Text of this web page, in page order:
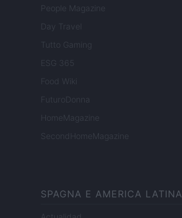
People Magazine
Day Travel
Tutto Gaming
ESG 365
Food Wiki
FuturoDonna
HomeMagazine
SecondHomeMagazine
SPAGNA E AMERICA LATINA